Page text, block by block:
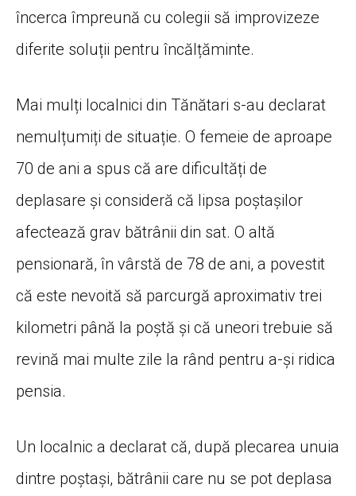
încerca împreună cu colegii să improvizeze
diferite soluții pentru încălțăminte.
Mai mulți localnici din Tănătari s-au declarat
nemulțumiți de situație. O femeie de aproape
70 de ani a spus că are dificultăți de
deplasare și consideră că lipsa poștașilor
afectează grav bătrânii din sat. O altă
pensionară, în vârstă de 78 de ani, a povestit
că este nevoită să parcurgă aproximativ trei
kilometri până la poștă și că uneori trebuie să
revină mai multe zile la rând pentru a-și ridica
pensia.
Un localnic a declarat că, după plecarea unuia
dintre poștași, bătrânii care nu se pot deplasa